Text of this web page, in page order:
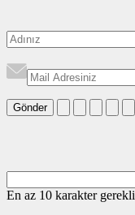
Gönder
En az 10 karakter gerekli